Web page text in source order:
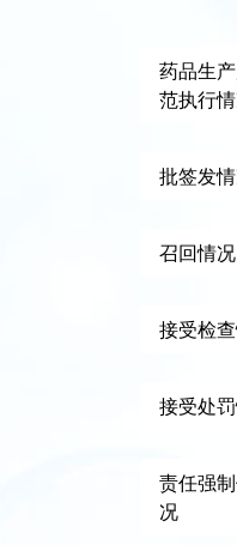
药品生
范执行
批签发
召回情况
接受检
接受处
责任强
况